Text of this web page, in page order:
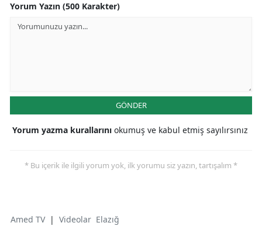
Yorum Yazın (500 Karakter)
GÖNDER
Yorum yazma kurallarını okumuş ve kabul etmiş sayılırsınız
* Bu içerik ile ilgili yorum yok, ilk yorumu siz yazın, tartışalım *
Amed TV | Videolar Elazığ